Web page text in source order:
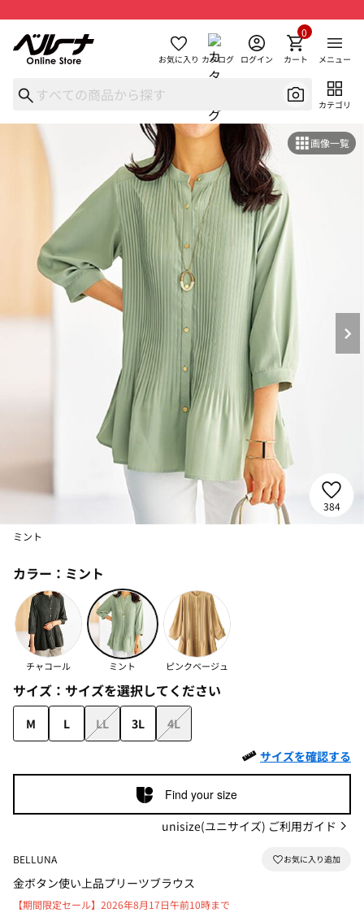
お気に入り カタログ ログイン カート
0
メニュー
カテゴリ
画像一覧
384
ミント
カラー： ミント
チャコール ミント ピンクベージュ
サイズ： サイズを選択してください
M L LL 3L
4L
サイズを確認する
Find your size
unisize(ユニサイズ) ご利用ガイド
BELLUNA
金ボタン使い上品プリーツブラウス
【期間限定セール】2026年8月17日午前10時まで